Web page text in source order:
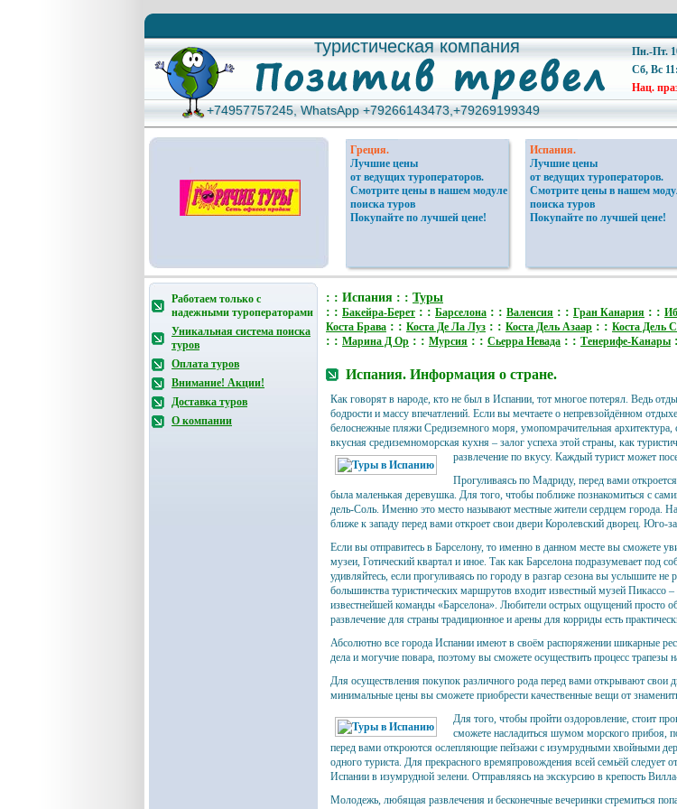
туристическая компания
туристическая компания
Пн.-Пт.
Сб, Вс
Нац.
+74957757245, WhatsApp +79266143473,+79269199349
+74957757245, WhatsApp +79266143473,+79269199349
Греция.
Лучшие цены
от ведущих туроператоров.
Смотрите цены в нашем модуле
поиска туров
Покупайте по лучшей цене!
Испания.
Лучшие цены
от ведущих туроператоров.
Смотрите цены в нашем
поиска туров
Покупайте по лучшей цене!
Работаем только с
надежными туроператорами
Уникальная система поиска
туров
Оплата туров
Внимание! Акции!
Доставка туров
О компании
: : Испания : : Туры
: : Бакейра-Берет : : Барселона : : Валенсия : : Гран Канария : :
Коста Брава : : Коста Де Ла Луз : : Коста Дель Азаар : : Коста Дель
: : Марина Д Ор : : Мурсия : : Сьерра Невада : : Тенерифе-Канары
Испания. Информация о стране.
Как говорят в народе, кто не был в Испании, тот многое потерял. Ведь
бодрости и массу впечатлений. Если вы мечтаете о непревзойдённом
белоснежные пляжи Средиземного моря, умопомрачительная
вкусная средиземноморская кухня – залог успеха этой страны, как
развлечение по вкусу. Каждый турист может
Прогуливаясь по Мадриду, перед вами
была маленькая деревушка. Для того, чтобы поближе познакомиться с
дель-Соль. Именно это место называют местные жители сердцем города.
ближе к западу перед вами откроет свои двери Королевский дворец. Юго-
Если вы отправитесь в Барселону, то именно в данном месте вы сможете
музеи, Готический квартал и иное. Так как Барселона подразумевает под
удивляйтесь, если прогуливаясь по городу в разгар сезона вы услышите
большинства туристических маршрутов входит известный музей Пикассо
известнейшей команды «Барселона». Любители острых ощущений просто
развлечение для страны традиционное и арены для корриды есть
Абсолютно все города Испании имеют в своём распоряжении шикарные
дела и могучие повара, поэтому вы сможете осуществить процесс трапезы
Для осуществления покупок различного рода перед вами открывают свои
минимальные цены вы сможете приобрести качественные вещи от
Для того, чтобы пройти оздоровление, стоит
сможете насладиться шумом морского прибоя,
перед вами откроются ослепляющие пейзажи с изумрудными хвойными
одного туриста. Для прекрасного времяпровождения всей семьёй следует
Испании в изумрудной зелени. Отправляясь на экскурсию в крепость
Молодежь, любящая развлечения и бесконечные вечеринки стремиться